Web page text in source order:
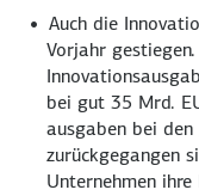
Auch die
Vorjahr
bei gut35 Mrd.
ausgaben bei
zurückgegangen
Unternehmen